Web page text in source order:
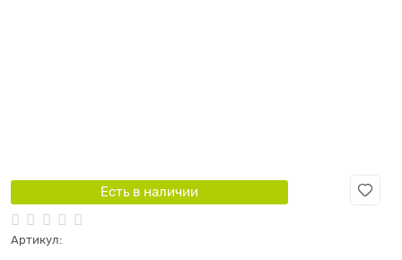
Есть в наличии
Артикул: